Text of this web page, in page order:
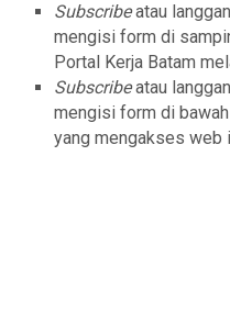
Subscribeatau
mengisi form di
Portal Kerja Batam
Subscribeatau
mengisi form di
yang mengakses web